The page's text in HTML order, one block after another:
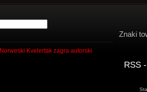
Norweski Kvelertak zagra autorski
Znaki
RSS